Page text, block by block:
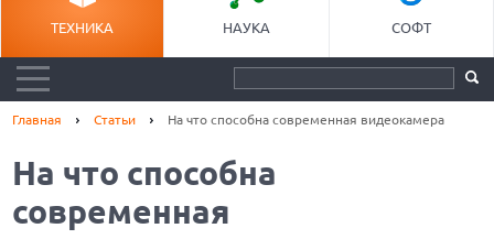
ТЕХНИКА НАУКА СОФТ
Главная Статьи На что способна современная видеокамера
На что способна
современная